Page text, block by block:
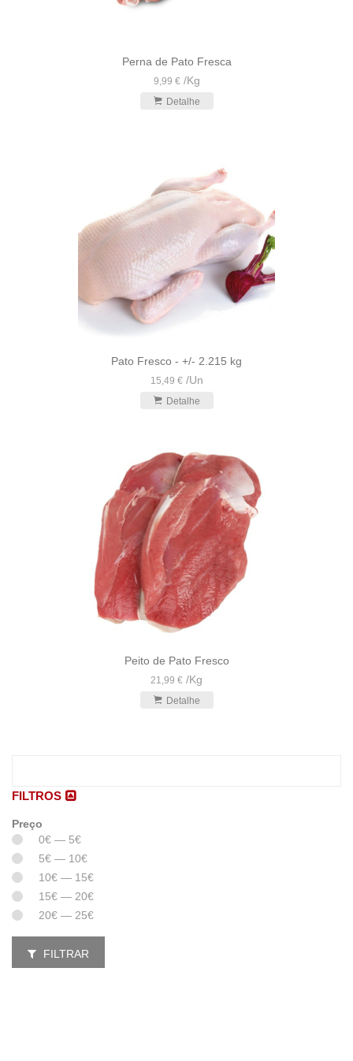
FILTROS
Preço
0€ — 5€
5€ — 10€
10€ — 15€
15€ — 20€
20€ — 25€
FILTRAR
Perna de Pato Fresca
9,99 € /Kg
Detalhe
Pato Fresco - +/- 2.215 kg
15,49 € /Un
Detalhe
Peito de Pato Fresco
21,99 € /Kg
Detalhe